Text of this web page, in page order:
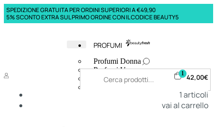
SPEDIZIONE GRATUITA PER ORDINI SUPERIORI A €49,90
5% SCONTO EXTRA SUL PRIMO ORDINE CON IL CODICE BEAUTY5
PROFUMI
Profumi Donna
Profumi Uomo
Deodoranti Donna
1 42,00€
1articoli
vai al carrello